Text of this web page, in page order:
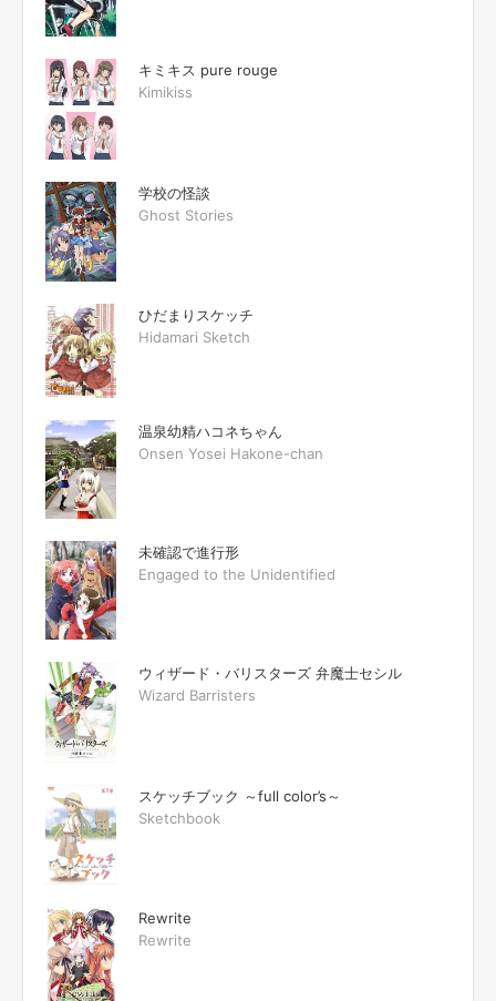
キミキス pure rouge
Kimikiss
学校の怪談
Ghost Stories
ひだまりスケッチ
Hidamari Sketch
温泉幼精ハコネちゃん
Onsen Yosei Hakone-chan
未確認で進行形
Engaged to the Unidentified
ウィザード・バリスターズ 弁魔士セシル
Wizard Barristers
スケッチブック ～full color’s～
Sketchbook
Rewrite
Rewrite